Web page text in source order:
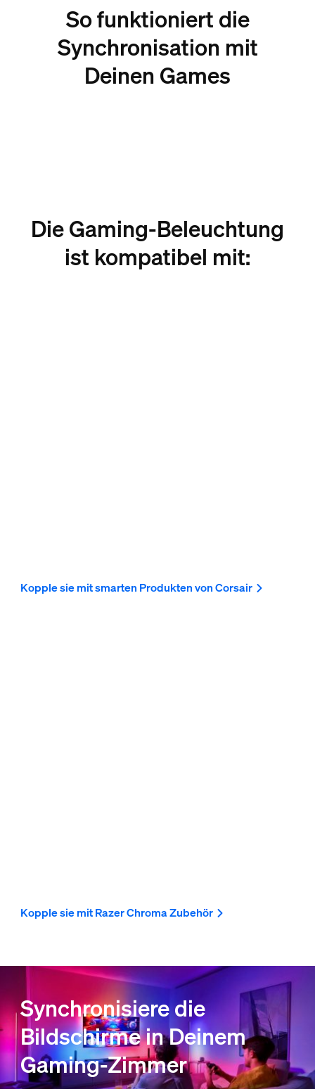
So funktioniert die
Synchronisation mit
Deinen Games
Die Gaming-Beleuchtung
ist kompatibel mit:
Kopple sie mit smarten Produkten von Corsair
Kopple sie mit Razer Chroma Zubehör
Synchronisiere die
Bildschirme in Deinem
Gaming-Zimmer